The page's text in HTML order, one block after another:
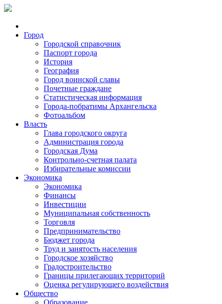
Город
Городской справочник
Паспорт города
История
География
Город воинской славы
Почетные граждане
Статистическая информация
Города-побратимы Архангельска
Фотоальбом
Власть
Глава городского округа
Администрация города
Городская Дума
Контрольно-счетная палата
Избирательные комиссии
Экономика
Экономика
Финансы
Инвестиции
Муниципальная собственность
Торговля
Предпринимательство
Бюджет города
Труд и занятость населения
Городское хозяйство
Градостроительство
Границы прилегающих территорий
Оценка регулирующего воздействия
Общество
Образование